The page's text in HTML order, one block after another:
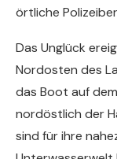
örtliche
Das Unglück
Nordosten des
das Boot auf
nordöstlich der
sind für ihre